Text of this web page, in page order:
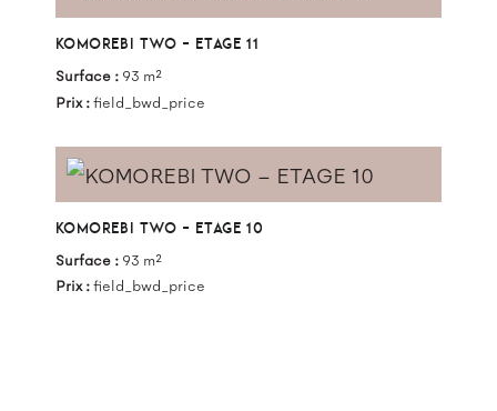
KOMOREBI TWO – ETAGE 11
Surface : 93 m²
Prix :field_bwd_price
KOMOREBI TWO – ETAGE 10
Surface : 93 m²
Prix :field_bwd_price